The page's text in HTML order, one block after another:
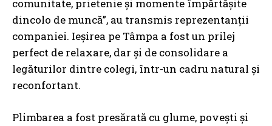
comunitate, prietenie și momente împărtășite
dincolo de muncă”, au transmis reprezentanții
companiei. Ieșirea pe Tâmpa a fost un prilej
perfect de relaxare, dar și de consolidare a
legăturilor dintre colegi, într-un cadru natural și
reconfortant.
Plimbarea a fost presărată cu glume, povești și